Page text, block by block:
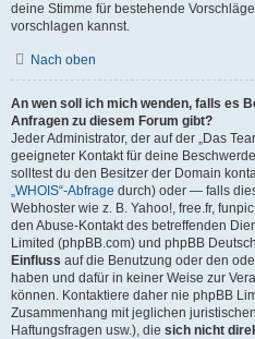
deine Stimme für bestehende
vorschlagen kannst.
Nach oben
An wen soll ich mich wenden, falls es
Anfragen zu diesem Forum gibt?
Jeder Administrator, der auf der „Das
geeigneter Kontakt für deine
solltest du den Besitzer der Domain
„WHOIS“-Abfrage durch) oder — falls
Webhoster wie z. B. Yahoo!, free.fr,
den Abuse-Kontakt des betreffenden
Limited (phpBB.com) und phpBB
Einfluss auf die Benutzung oder den
haben und dafür in keiner Weise zur
können. Kontaktiere daher nie phpBB
Zusammenhang mit jeglichen
Haftungsfragen usw.), die sich nicht